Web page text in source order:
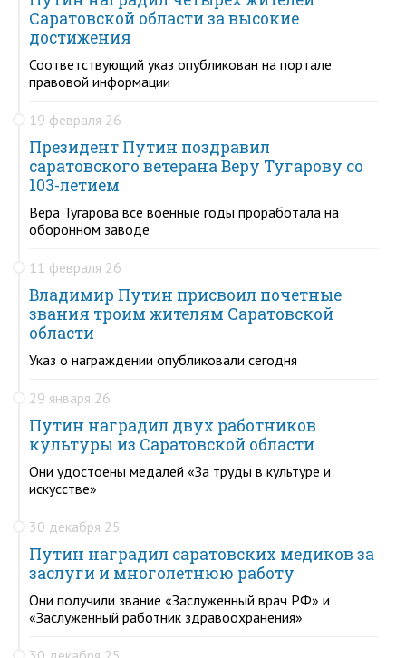
Саратовской области за высокие
достижения
Соответствующий указ опубликован на портале
правовой информации
19 февраля 26
Президент Путин поздравил
саратовского ветерана Веру Тугарову со
103-летием
Вера Тугарова все военные годы проработала на
оборонном заводе
11 февраля 26
Владимир Путин присвоил почетные
звания троим жителям Саратовской
области
Указ о награждении опубликовали сегодня
29 января 26
Путин наградил двух работников
культуры из Саратовской области
Они удостоены медалей «За труды в культуре и
искусстве»
30 декабря 25
Путин наградил саратовских медиков за
заслуги и многолетнюю работу
Они получили звание «Заслуженный врач РФ» и
«Заслуженный работник здравоохранения»